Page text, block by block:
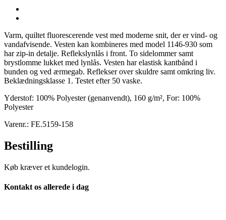
Varm, quiltet fluorescerende vest med moderne snit, der er vind- og
vandafvisende. Vesten kan kombineres med model 1146-930 som
har zip-in detalje. Reflekslynlås i front. To sidelommer samt
brystlomme lukket med lynlås. Vesten har elastisk kantbånd i
bunden og ved ærmegab. Reflekser over skuldre samt omkring liv.
Beklædningsklasse 1. Testet efter 50 vaske.
Yderstof: 100% Polyester (genanvendt), 160 g/m², For: 100%
Polyester
Varenr.: FE.5159-158
Bestilling
Køb kræver et kundelogin.
Kontakt os allerede i dag